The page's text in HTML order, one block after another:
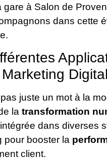
gare à Salon de
dans cette
Marketing Digital
pas juste un mot à la
la transformation
dans diverses
pour booster la
client.